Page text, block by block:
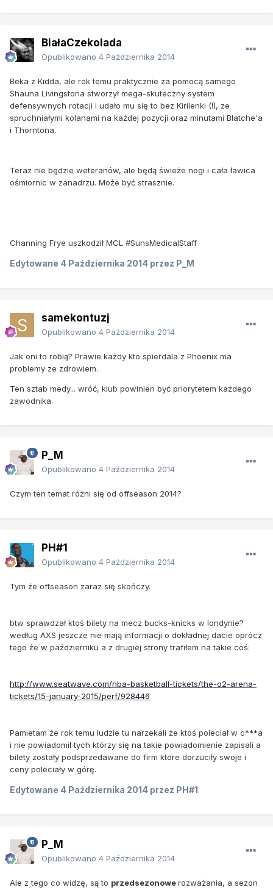
BiałaCzekolada
Opublikowano 4 Października 2014
Beka z Kidda, ale rok temu praktycznie za pomocą samego
Shauna Livingstona stworzył mega-skuteczny system
defensywnych rotacji i udało mu się to bez Kirilenki (!), ze
spruchniałymi kolanami na każdej pozycji oraz minutami Blatche'a
i Thorntona.
Teraz nie będzie weteranów, ale będą świeże nogi i cała ławica
ośmiornic w zanadrzu. Może być strasznie.
Channing Frye uszkodził MCL #SunsMedicalStaff
Edytowane 4 Października 2014 przez P_M
samekontuzj
Opublikowano 4 Października 2014
Jak oni to robią? Prawie każdy kto spierdala z Phoenix ma
problemy ze zdrowiem.
Ten sztab medy... wróć, klub powinien być priorytetem każdego
zawodnika.
P_M
Opublikowano 4 Października 2014
Czym ten temat różni się od offseason 2014?
PH#1
Opublikowano 4 Października 2014
Tym że offseason zaraz się skończy.
btw sprawdzał ktoś bilety na mecz bucks-knicks w londynie?
według AXS jeszcze nie mają informacji o dokładnej dacie oprócz
tego że w październiku a z drugiej strony trafiłem na takie coś:
http://www.seatwave.com/nba-basketball-tickets/the-o2-arena-
tickets/15-january-2015/perf/928446
Pamietam że rok temu ludzie tu narzekali że ktoś poleciał w c***a
i nie powiadomił tych którzy się na takie powiadomienie zapisali a
bilety zostały podsprzedawane do firm ktore dorzuciły swoje i
ceny poleciały w górę.
Edytowane 4 Października 2014 przez PH#1
P_M
Opublikowano 4 Października 2014
Ale z tego co widzę, są to przedsezonowerozważania, a sezon